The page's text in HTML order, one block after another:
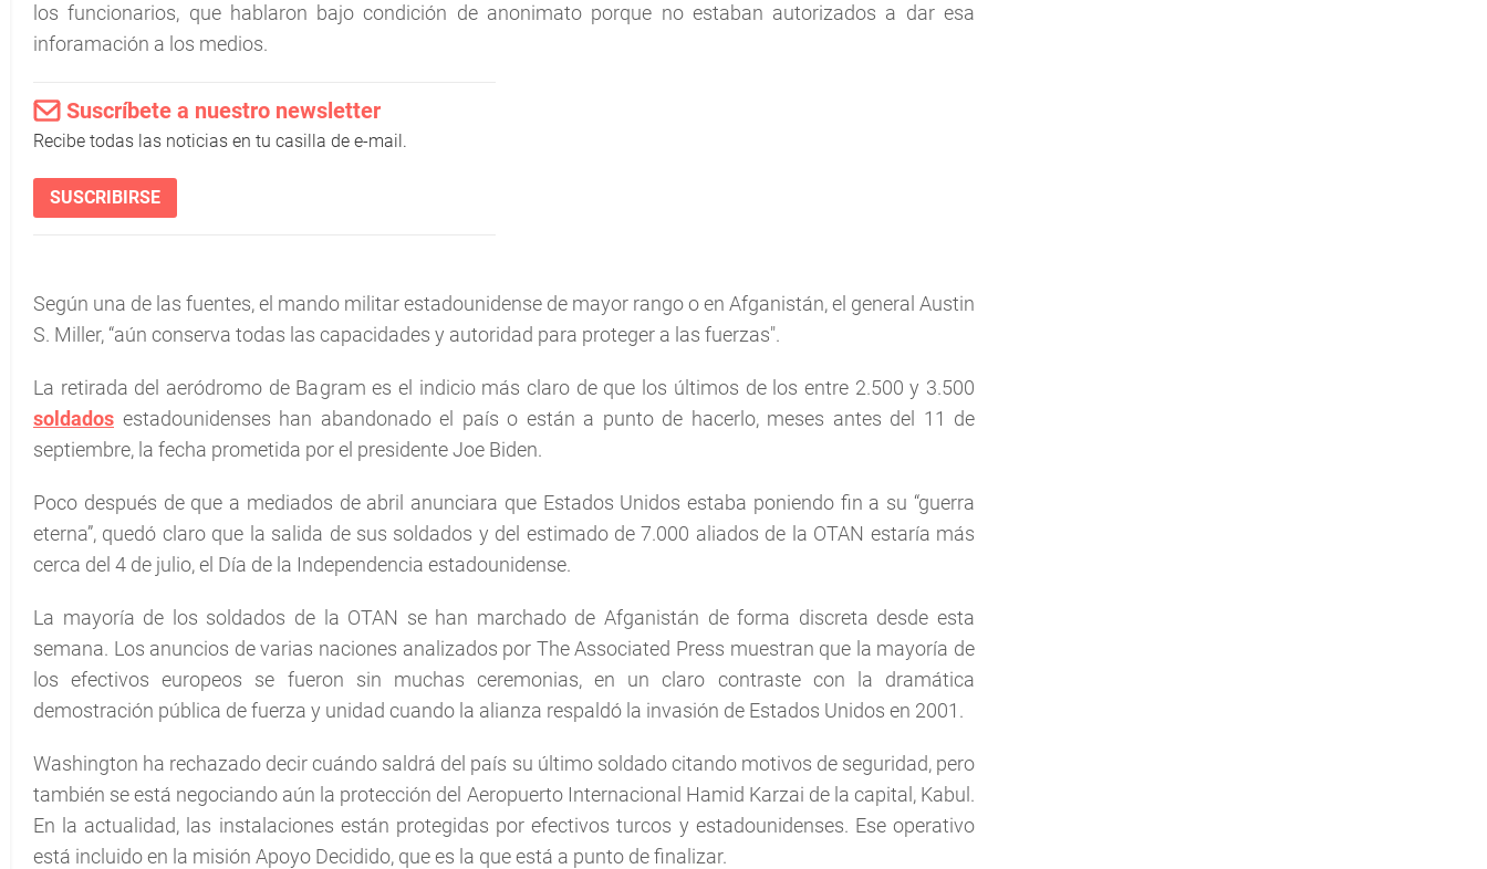
los funcionarios, que hablaron bajo condición de anonimato porque no estaban autorizados a dar esa
inforamación a los medios.
Suscríbete a nuestro newsletter
Recibe todas las noticias en tu casilla de e-mail.
SUSCRIBIRSE
Según una de las fuentes, el mando militar estadounidense de mayor rango o en Afganistán, el general Austin
S. Miller, “aún conserva todas las capacidades y autoridad para proteger a las fuerzas".
La retirada del aeródromo de Bagram es el indicio más claro de que los últimos de los entre 2.500 y 3.500
soldados estadounidenses han abandonado el país o están a punto de hacerlo, meses antes del 11 de
septiembre, la fecha prometida por el presidente Joe Biden.
Poco después de que a mediados de abril anunciara que Estados Unidos estaba poniendo fin a su “guerra
eterna”, quedó claro que la salida de sus soldados y del estimado de 7.000 aliados de la OTAN estaría más
cerca del 4 de julio, el Día de la Independencia estadounidense.
La mayoría de los soldados de la OTAN se han marchado de Afganistán de forma discreta desde esta
semana. Los anuncios de varias naciones analizados por The Associated Press muestran que la mayoría de
los efectivos europeos se fueron sin muchas ceremonias, en un claro contraste con la dramática
demostración pública de fuerza y unidad cuando la alianza respaldó la invasión de Estados Unidos en 2001.
Washington ha rechazado decir cuándo saldrá del país su último soldado citando motivos de seguridad, pero
también se está negociando aún la protección del Aeropuerto Internacional Hamid Karzai de la capital, Kabul.
En la actualidad, las instalaciones están protegidas por efectivos turcos y estadounidenses. Ese operativo
está incluido en la misión Apoyo Decidido, que es la que está a punto de finalizar.